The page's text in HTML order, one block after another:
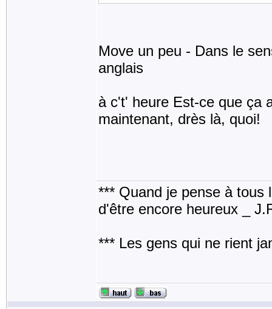
Move un peu - Dans le
anglais
à c't' heure Est-ce que ça
maintenant, drès là, quoi!
*** Quand je pense à tous
d'être encore heureux _
*** Les gens qui ne rient